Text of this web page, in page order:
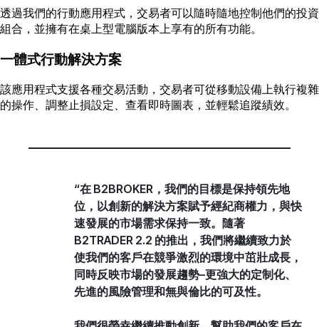
透過我們的行動應用程式，交易者可以隨時隨地控制他們的投資
組合，並擁有在桌上型電腦版本上享有的所有功能。
一體式行動解決方案
該應用程式支援各種交易活動，交易者可從移動設備上執行複雜
的操作、調整止損設定、查看即時圖表，並輕鬆追蹤績效。
“在 B2BROKER，我們的目標是保持領先地
位，以創新的解決方案賦予經紀商權力，與快
速發展的市場需求保持一致。隨著
B2TRADER 2.2 的推出，我們將繼續致力於
使我們的客戶在競爭激烈的環境中茁壯成長，
同時反映市場的發展趨勢–更強大的定制化、
先進的風險管理和無與倫比的可及性。